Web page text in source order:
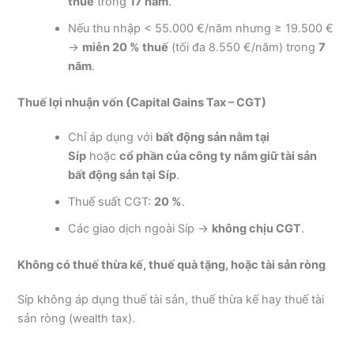
Nếu thu nhập < 55.000 €/năm nhưng ≥ 19.500 €
→ miễn 20 % thuế (tối đa 8.550 €/năm) trong7
năm.
Thuế lợi nhuận vốn (Capital Gains Tax – CGT)
Chỉ áp dụng với bất động sản nằm tại
Síp hoặccổ phần của công ty nắm giữ tài sản
bất động sản tại Síp.
Thuế suất CGT: 20 %.
Các giao dịch ngoài Síp → không chịu CGT.
Không có thuế thừa kế, thuế quà tặng, hoặc tài sản ròng
Síp không áp dụng thuế tài sản, thuế thừa kế hay thuế tài
sản ròng (wealth tax).